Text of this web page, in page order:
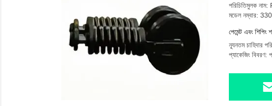
পরিচিতিমুলক
মডেল নম্বার: 330
পেমেন্ট এবং শিপিং
ন্যূনতম চাহিদার
প্যাকেজিং বিবরণ: